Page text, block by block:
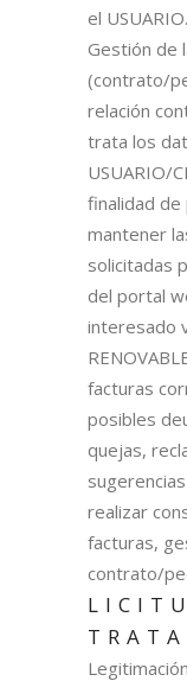
el USUARIO.
Gestión de
(contrato/
relación
trata los
USUARIO/
finalidad
mantener
solicitadas
del portal
interesado
facturas
posibles
quejas,
realizar
facturas,
contrato/